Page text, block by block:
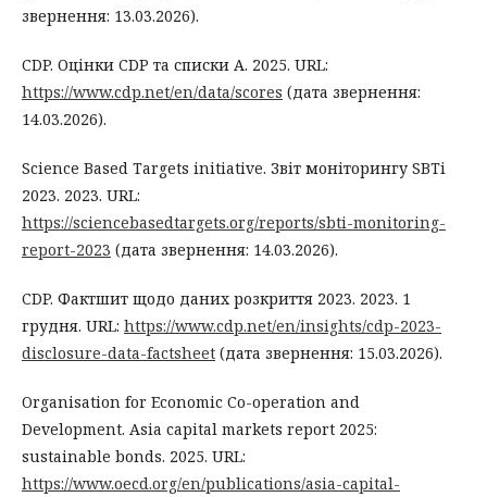
звернення: 13.03.2026).
CDP. Оцінки CDP та списки А. 2025. URL:
https://www.cdp.net/en/data/scores (дата звернення:
14.03.2026).
Science Based Targets initiative. Звіт моніторингу SBTi
2023. 2023. URL:
https://sciencebasedtargets.org/reports/sbti-monitoring-
report-2023 (дата звернення: 14.03.2026).
CDP. Фактшит щодо даних розкриття 2023. 2023. 1
грудня. URL: https://www.cdp.net/en/insights/cdp-2023-
disclosure-data-factsheet (дата звернення: 15.03.2026).
Organisation for Economic Co-operation and
Development. Asia capital markets report 2025:
sustainable bonds. 2025. URL:
https://www.oecd.org/en/publications/asia-capital-